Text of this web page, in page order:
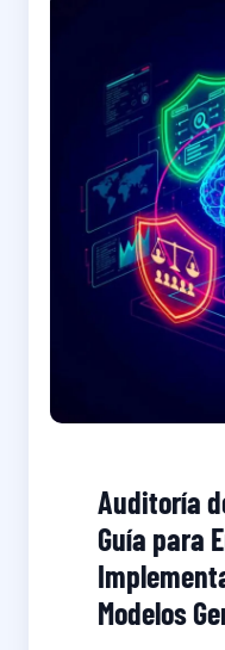
Auditoría
Guía para
Modelos